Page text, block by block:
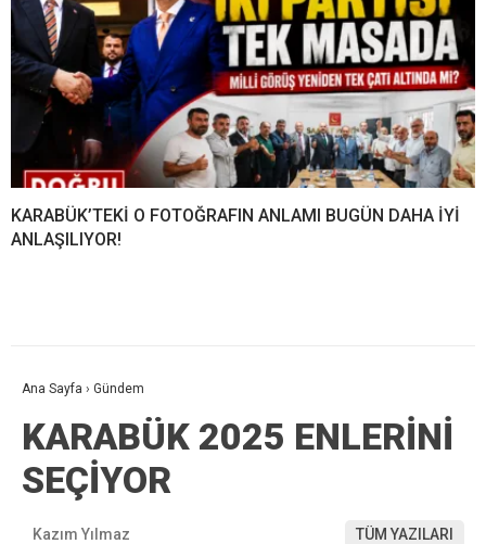
KARABÜK’TEKİ O FOTOĞRAFIN ANLAMI BUGÜN DAHA İYİ
ANLAŞILIYOR!
Ana Sayfa › Gündem
KARABÜK 2025 ENLERİNİ
SEÇİYOR
Kazım Yılmaz TÜM YAZILARI